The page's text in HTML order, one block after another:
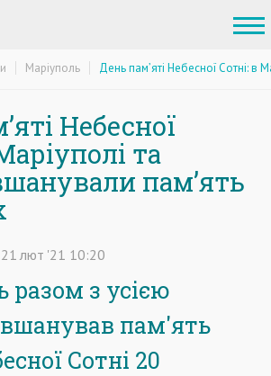
Маріуполь День пам’яті Небесної Сотні: в
Небесної
та
пам’ять
21 лют '21 10:20
разом з усією
пам'ять
Сотні 20